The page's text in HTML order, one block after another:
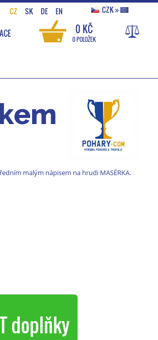
CZ SK DE EN CZK»
0 KČ
0 POLOŽEK
malým nápisem na hrudi MASÉRKA.
doplňky